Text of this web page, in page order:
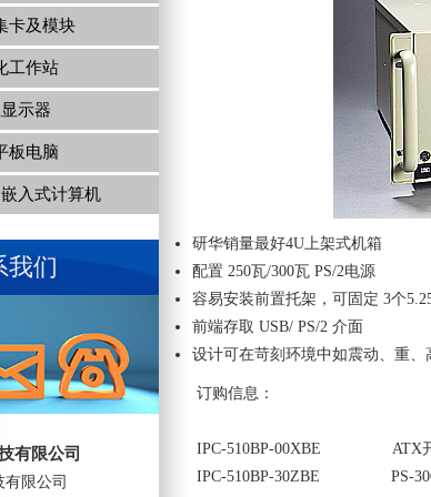
卡及模块
工作站
示器
板电脑
入式计算机
我们
有限公司
有限公司
研华销量最好4U上架式机箱
配置 250瓦/300瓦 PS/2电源
容易安装前置托架，可固定 3个
前端存取 USB/ PS/2 介面
设计可在苛刻环境中如震动、重、
订购信息：
IPC-510BP-00XBE ATX开
IPC-510BP-30ZBE PS-